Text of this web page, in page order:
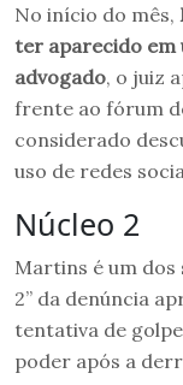
No início do mês,
ter aparecido em
advogado, o juiz
frente ao fórum
considerado
uso de redes
Núcleo 2
Martins é um dos
2” da denúncia
tentativa de
poder após a